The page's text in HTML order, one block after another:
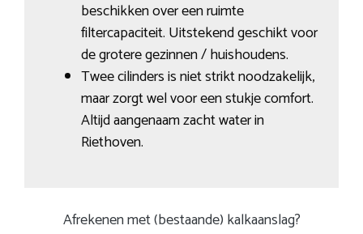
beschikken over een ruimte
filtercapaciteit. Uitstekend geschikt voor
de grotere gezinnen / huishoudens.
Twee cilinders is niet strikt noodzakelijk,
maar zorgt wel voor een stukje comfort.
Altijd aangenaam zacht water in
Riethoven.
Afrekenen met (bestaande) kalkaanslag?